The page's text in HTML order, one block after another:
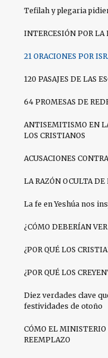
Tefilah y plegaria
INTERCESIÓN POR LA
21 ORACIONES POR
120 PASAJES DE LAS
64 PROMESAS DE
ANTISEMITISMO EN
LOS CRISTIANOS
ACUSACIONES
LA RAZÓN OCULTA
La fe en Yeshúa nos
¿CÓMO DEBERÍAN
¿POR QUÉ LOS
¿POR QUÉ LOS
Diez verdades clave
festividades de otoño
CÓMO EL MINISTERIO
REEMPLAZO